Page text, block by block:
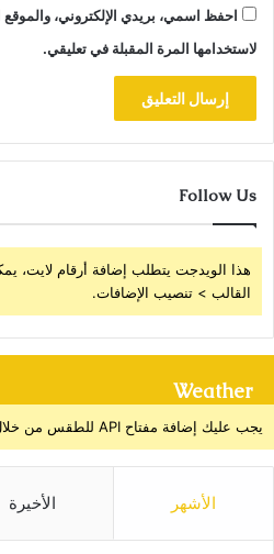
احفظ اسمي، بريدي الإلكتروني، والموقع
لاستخدامها المرة المقبلة في تعليقي.
Follow Us
هذا الويدجت يتطلب إضافة أرقام لايت،
القالب > تنصيب الإضافات.
Weather
يجب عليك إضافة مفتاح API للطقس من خلال صفحة إعدادات القالب > الدمج
الأشهر الأخيرة